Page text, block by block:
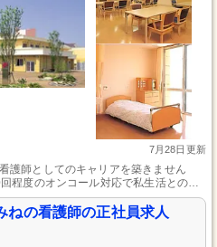
7月28日更新
護師としてのキャリアを築きません
程度のオンコール対応で私生活とのバ
８休以上のシフト制で、有給休暇や産
大切なライフイベントもしっかりサポ
ねの看護師の正社員求人